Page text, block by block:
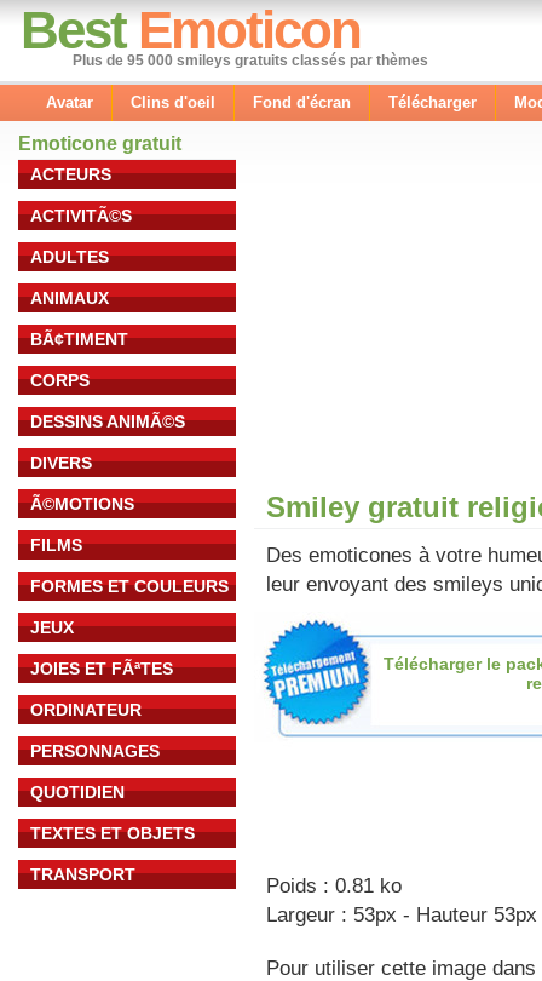
Best Emoticon
Plus de 95 000 smileys gratuits classés par thèmes
Avatar Clins d'oeil Fond d'écran Télécharger
Emoticone gratuit
ACTEURS
ACTIVITÃ©S
ADULTES
ANIMAUX
BÃ¢TIMENT
CORPS
DESSINS ANIMÃ©S
DIVERS
Ã©MOTIONS
FILMS
FORMES ET COULEURS
JEUX
JOIES ET FÃªTES
ORDINATEUR
PERSONNAGES
QUOTIDIEN
TEXTES ET OBJETS
TRANSPORT
Smiley gratuit
Des emoticones à votre
leur envoyant des smileys
Télécharger le
Poids : 0.81 ko
Largeur : 53px - Hauteur 53px
Pour utiliser cette image